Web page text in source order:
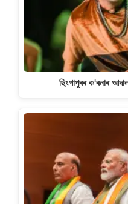
ছিংগাপুৰৰ ক'ৰনাৰ